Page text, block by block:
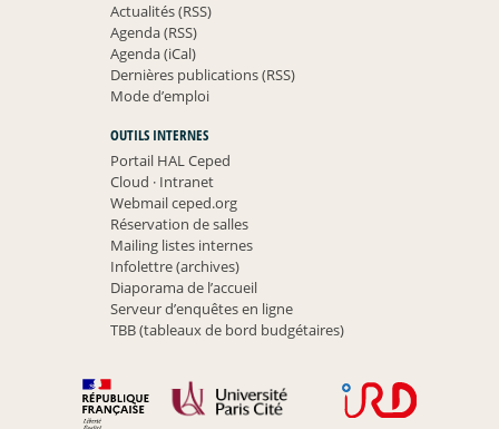
Actualités (RSS)
Agenda (RSS)
Agenda (iCal)
Dernières publications (RSS)
Mode d’emploi
OUTILS INTERNES
Portail HAL Ceped
Cloud ·Intranet
Webmail ceped.org
Réservation de salles
Mailing listes internes
Infolettre (archives)
Diaporama de l’accueil
Serveur d’enquêtes en ligne
TBB (tableaux de bord budgétaires)